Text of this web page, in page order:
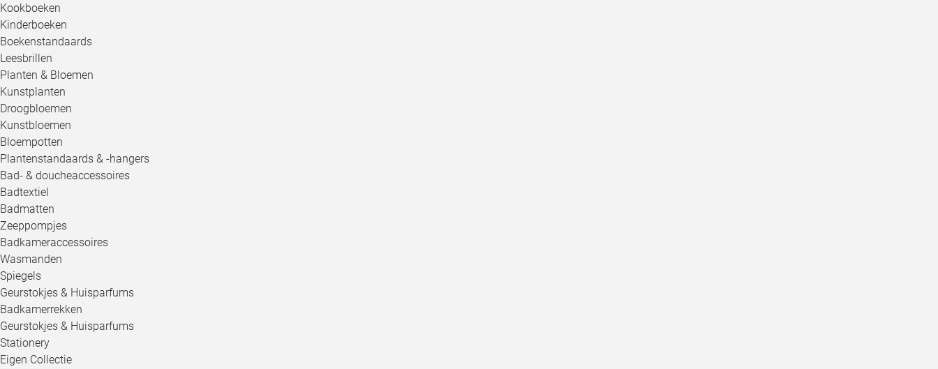
Kookboeken
Kinderboeken
Boekenstandaards
Leesbrillen
Planten & Bloemen
Kunstplanten
Droogbloemen
Kunstbloemen
Bloempotten
Plantenstandaards & -hangers
Bad- & doucheaccessoires
Badtextiel
Badmatten
Zeeppompjes
Badkameraccessoires
Wasmanden
Spiegels
Geurstokjes & Huisparfums
Badkamerrekken
Geurstokjes & Huisparfums
Stationery
Eigen Collectie